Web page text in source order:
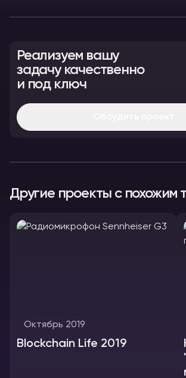
Реализуем вашу
задачу качественно
и под ключ
Другие проекты с похожим
Октябрь 2019
Blockchain Life 2019